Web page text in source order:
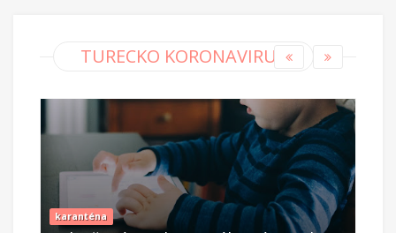
TURECKO KORONAVIRUS
karanténa